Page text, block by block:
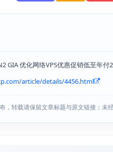
GIA 优化网络VPS优惠促销低至年付
article/details/4456.html
，转载请保留文章标题与原文链接；未